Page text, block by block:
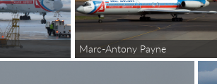
Marc-Antony Payne